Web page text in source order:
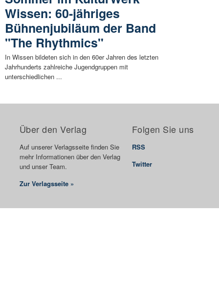
Wissen: 60-jähriges
Bühnenjubiläum der Band
"The Rhythmics"
In Wissen bildeten sich in den 60er Jahren des letzten
Jahrhunderts zahlreiche Jugendgruppen mit
unterschiedlichen ...
Über den Verlag
Auf unserer Verlagsseite finden Sie
mehr Informationen über den Verlag
und unser Team.
Zur Verlagsseite »
Folgen Sie uns
RSS
Twitter